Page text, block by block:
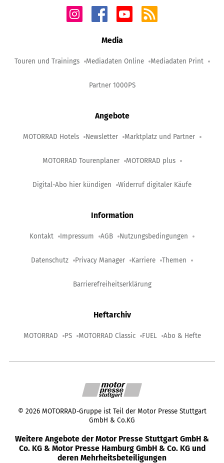
Media
Touren und Trainings Mediadaten Online Mediadaten Print
Partner 1000PS
Angebote
MOTORRAD Hotels Newsletter Marktplatz und Partner
MOTORRAD Tourenplaner MOTORRAD plus
Digital-Abo hier kündigen Widerruf digitaler Käufe
Information
Kontakt Impressum AGB Nutzungsbedingungen
Datenschutz Privacy Manager Karriere Themen
Barrierefreiheitserklärung
Heftarchiv
MOTORRAD PS MOTORRAD Classic FUEL Abo & Hefte
© 2026 MOTORRAD-Gruppe ist Teil der Motor Presse Stuttgart
GmbH & Co.KG
Weitere Angebote der Motor Presse Stuttgart GmbH &
Co. KG & Motor Presse Hamburg GmbH & Co. KG und
deren Mehrheitsbeteiligungen